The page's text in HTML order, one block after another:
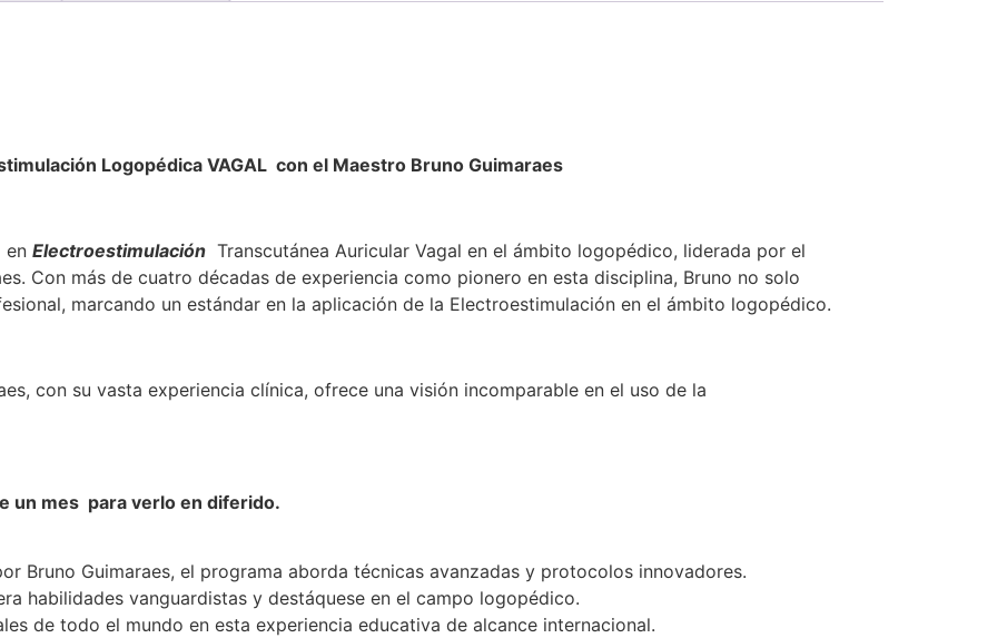
Logopédica VAGAL con el Maestro Bruno Guimaraes
en Electroestimulación Transcutánea Auricular Vagal en el ámbito logopédico, liderada por el
Con más de cuatro décadas de experiencia como pionero en esta disciplina, Bruno no solo
marcando un estándar en la aplicación de la Electroestimulación en el ámbito logopédico.
con su vasta experiencia clínica, ofrece una visión incomparable en el uso de la
un mes para verlo en diferido.
Bruno Guimaraes, el programa aborda técnicas avanzadas y protocolos innovadores.
habilidades vanguardistas y destáquese en el campo logopédico.
de todo el mundo en esta experiencia educativa de alcance internacional.